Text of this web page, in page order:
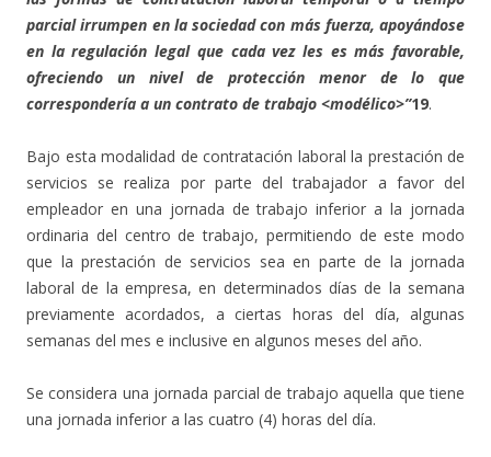
parcial irrumpen en la sociedad con más fuerza, apoyándose
en la regulación legal que cada vez les es más favorable,
ofreciendo un nivel de protección menor de lo que
correspondería a un contrato de trabajo <modélico>”19.
Bajo esta modalidad de contratación laboral la prestación de
servicios se realiza por parte del trabajador a favor del
empleador en una jornada de trabajo inferior a la jornada
ordinaria del centro de trabajo, permitiendo de este modo
que la prestación de servicios sea en parte de la jornada
laboral de la empresa, en determinados días de la semana
previamente acordados, a ciertas horas del día, algunas
semanas del mes e inclusive en algunos meses del año.
Se considera una jornada parcial de trabajo aquella que tiene
una jornada inferior a las cuatro (4) horas del día.